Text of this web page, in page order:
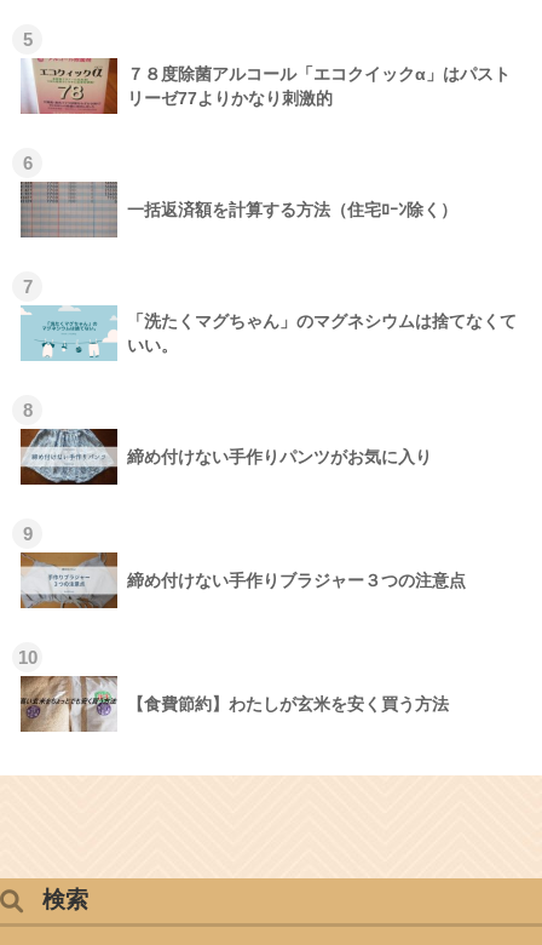
5
７８度除菌アルコール「エコクイックα」はパスト
リーゼ77よりかなり刺激的
6
一括返済額を計算する方法（住宅ﾛｰﾝ除く）
7
「洗たくマグちゃん」のマグネシウムは捨てなくて
いい。
8
締め付けない手作りパンツがお気に入り
9
締め付けない手作りブラジャー３つの注意点
10
【食費節約】わたしが玄米を安く買う方法
検索